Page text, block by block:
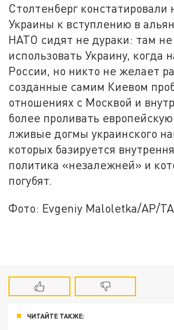
Столтенберг констатировали
Украины к вступлению в
НАТО сидят не дураки: там не
использовать Украину, когда
России, но никто не желает
созданные самим Киевом
отношениях с Москвой и
более проливать европейскую
лживые догмы украинского
которых базируется
политика «незалежней» и
погубят.
Фото: Evgeniy Maloletka/AP/
ЧИТАЙТЕ ТАКЖЕ: